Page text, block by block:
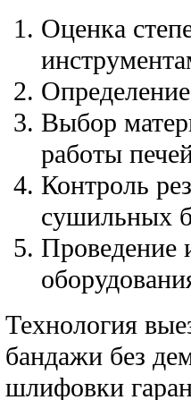
Оценка
Выбор
работы
Контроль
сушильных
Проведение
Технология
бандажи без
шлифовки